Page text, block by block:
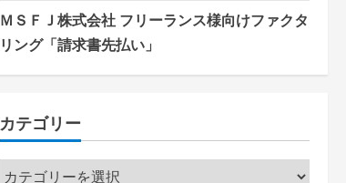
ＭＳＦＪ株式会社 フリーランス様向けファクタ
リング「請求書先払い」
カテゴリー
カ